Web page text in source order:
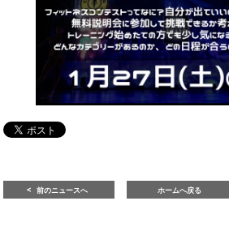
前のニュースへ ホームへ戻る